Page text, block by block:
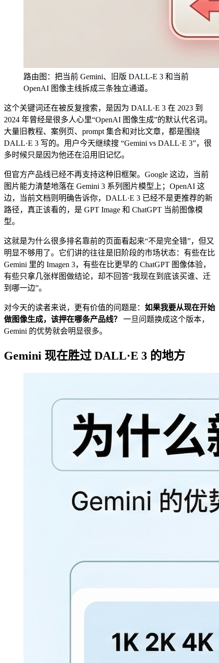
路由图：把当前 Gemini、旧版 DALL-E 3 和当前
OpenAI 图像主线拆成三条独立通道。
这个关键词还在被反复搜索，是因为 DALL·E 3 在 2023 到
2024 年曾经是很多人心里“OpenAI 图像生成”的默认代名词。
大量旧教程、案例页、prompt 集合和对比文章，都是围绕
DALL·E 3 写的。用户今天继续搜 “Gemini vs DALL·E 3”，很
多时候只是因为他还在沿用旧记忆。
但官方产品线已经不再支持这种旧框架。Google 这边，当前
图片能力清楚地落在 Gemini 3 系列图片模型上；OpenAI 这
边，当前文档则明确告诉你，DALL·E 3 已经不是更推荐的新
路径，真正该看的，是 GPT Image 和 ChatGPT 当前图像模
型。
这就是为什么很多排名靠前的页面看起来“不是完全错”，但又
明显不够用了。它们讲的往往是旧阶段的市场状态：有些在比
Gemini 里的 Imagen 3，有些在比更早的 ChatGPT 图像体验，
有些只拿几张样图做结论，却不回答“我现在到底该买谁、迁
到哪一边”。
对今天的读者来说，更有价值的问题是： 如果我要从现在开始
做图像生成，该押在哪条产品线？
一旦问题换成这个版本，
Gemini 的优势就会明显很多。
Gemini 现在胜过 DALL·E 3 的地方